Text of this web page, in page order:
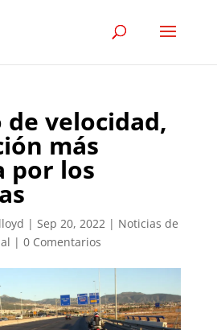
de velocidad,
más
por los
| Sep 20, 2022| Noticias de
| 0 Comentarios